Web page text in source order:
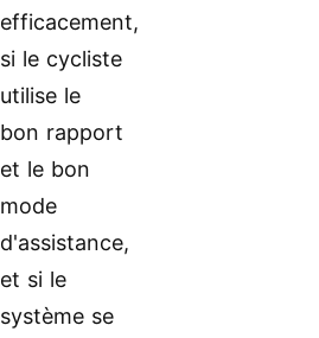
efficacement,
si le cycliste
utilise le
bon rapport
et le bon
mode
d'assistance,
et si le
système se